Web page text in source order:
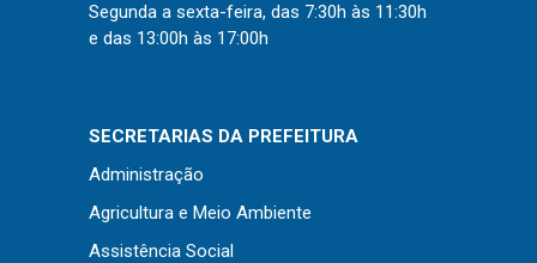
Processo Seletivo
Seletivo Simplificado
Instruções Normativas
Licitações
Dispensas e Inexigibilidades
Chamamentos Públicos
Segunda a sexta-feira, das 7:30h às 11:30h
e das 13:00h às 17:00h
SECRETARIAS DA PREFEITURA
Administração
Agricultura e Meio Ambiente
Assistência Social